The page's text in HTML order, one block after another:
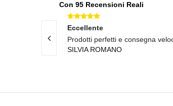
Con 95 Recensioni Reali
Eccellente
Prodotti perfetti e consegna
SILVIA ROMANO